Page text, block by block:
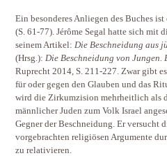
Ein besonderes Anliegen des Buches
(S. 61-77). Jérôme Segal hatte sich mit
seinem Artikel: Die Beschneidung aus
(Hrsg.): Die Beschneidung von Jungen.
Ruprecht 2014, S. 211-227. Zwar gibt
für oder gegen den Glauben und das
wird die Zirkumzision mehrheitlich als
männlicher Juden zum Volk Israel
Gegner der Beschneidung. Er
vorgebrachten religiösen Argumente
zu relativieren.